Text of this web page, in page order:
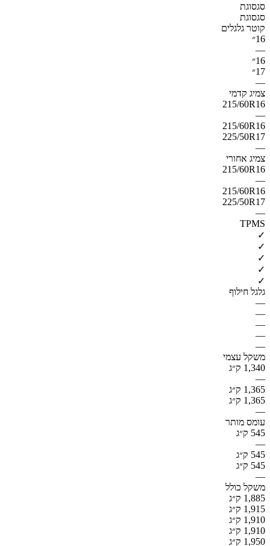
סגסוגת
סגסוגת
קוטר גלגלים
16״
—
16״
17״
—
צמיג קדמי
215/60R16
—
215/60R16
225/50R17
—
צמיג אחורי
215/60R16
—
215/60R16
225/50R17
—
TPMS
✓
✓
✓
✓
✓
גלגל חילוף
—
—
—
—
—
משקל עצמי
1,340 ק״ג
—
1,365 ק״ג
1,365 ק״ג
—
עומס מותר
545 ק״ג
—
545 ק״ג
545 ק״ג
—
משקל כולל
1,885 ק״ג
1,915 ק״ג
1,910 ק״ג
1,910 ק״ג
1,950 ק״ג